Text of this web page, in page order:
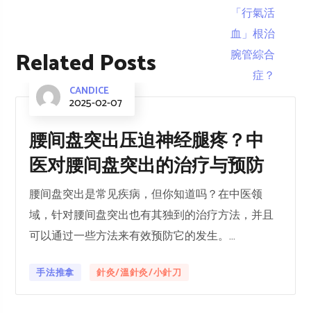
Related Posts
CANDICE
2025-02-07
腰间盘突出压迫神经腿疼？中
医对腰间盘突出的治疗与预防
腰间盘突出是常见疾病，但你知道吗？在中医领
域，针对腰间盘突出也有其独到的治疗方法，并且
可以通过一些方法来有效预防它的发生。...
手法推拿 針灸/溫針灸/小針刀